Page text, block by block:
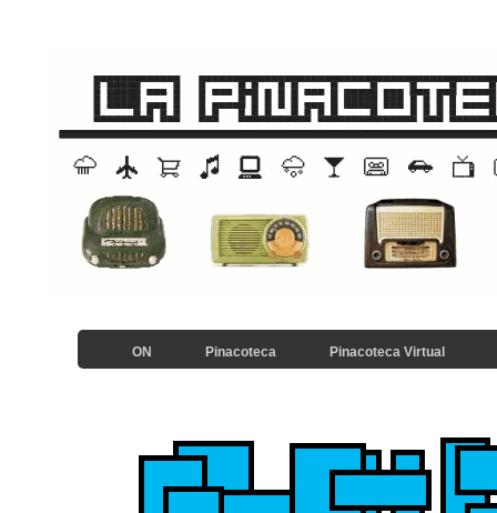
ON Pinacoteca Pinacoteca Virtual